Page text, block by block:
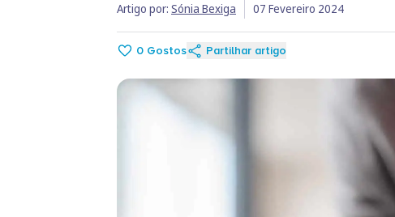
Artigo por: Sónia Bexiga 07 Fevereiro 2024
0 Gostos Partilhar artigo